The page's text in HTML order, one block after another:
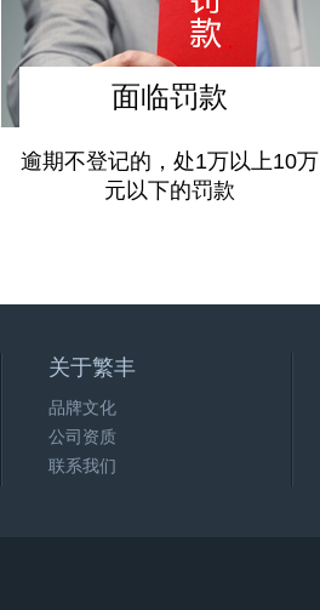
面临罚款
逾期不登记的，处1万以上10万
元以下的罚款
关于繁丰
品牌文化
公司资质
联系我们